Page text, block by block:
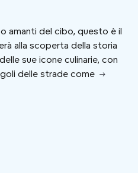
amanti del cibo, questo è il
alla scoperta della storia
sue icone culinarie, con
delle strade come